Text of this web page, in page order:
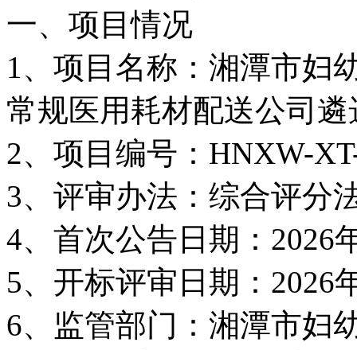
一、项目情况
1、项目名称：湘潭市妇
常规医用耗材配送公司遴
2、项目编号：HNXW-
3、评审办法：综合评分
4、首次公告日期：2026
5、开标评审日期：2026
6、监管部门：湘潭市妇